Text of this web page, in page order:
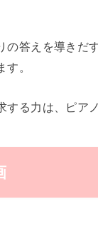
の答えを導きだ
。
する力は、ピア